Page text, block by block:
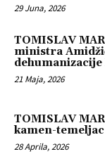
29 Juna, 2026
TOMISLAV
ministra
dehumanizacije
21 Maja, 2026
TOMISLAV
kamen-
28 Aprila, 2026